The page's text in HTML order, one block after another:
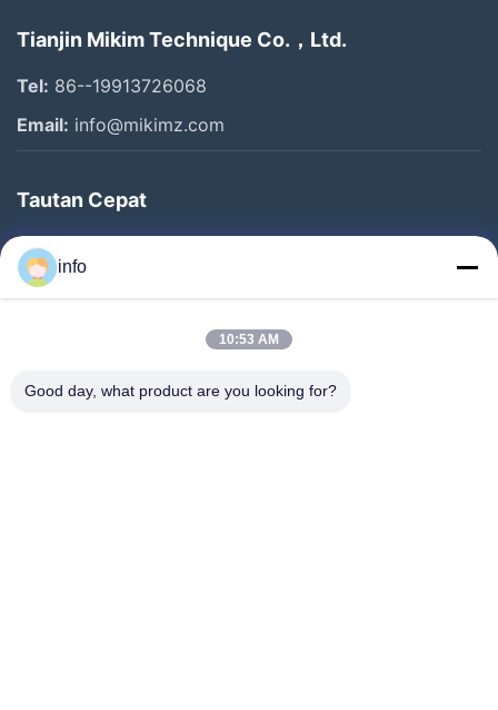
Tianjin Mikim Technique Co.，Ltd.
Tel: 86--19913726068
Email: info@mikimz.com
Tautan Cepat
Rumah
Produk
Tur Pabrik
info
10:53 AM
Good day, what product are you looking for?